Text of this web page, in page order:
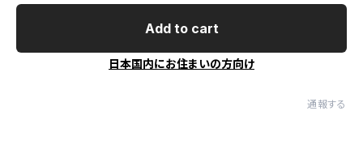
Add to cart
日本国内にお住まいの方向け
通報する